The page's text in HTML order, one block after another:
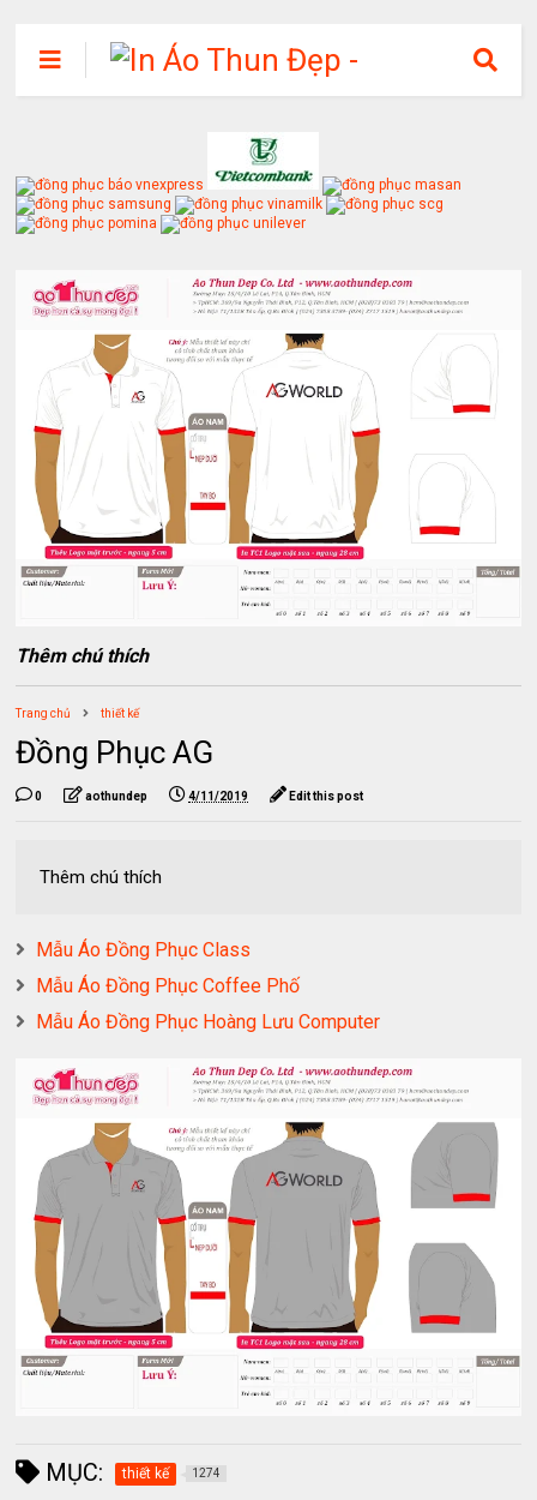
Thêm chú thích
Trang chủ thiết kế
Đồng Phục AG
0 aothundep 4/11/2019 Edit this post
Thêm chú thích
Mẫu Áo Đồng Phục Class
Mẫu Áo Đồng Phục Coffee Phố
Mẫu Áo Đồng Phục Hoàng Lưu Computer
MỤC: thiết kế 1274